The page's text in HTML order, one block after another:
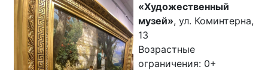
«Художественный
музей», ул. Коминтерна,
13
Возрастные
ограничения: 0+